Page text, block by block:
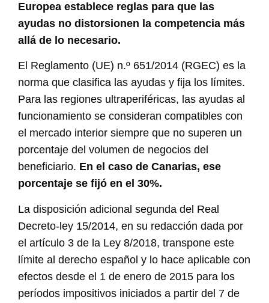
Europea establece reglas para que las
ayudas no distorsionen la competencia más
allá de lo necesario.
El Reglamento (UE) n.º 651/2014 (RGEC) es la
norma que clasifica las ayudas y fija los límites.
Para las regiones ultraperiféricas, las ayudas al
funcionamiento se consideran compatibles con
el mercado interior siempre que no superen un
porcentaje del volumen de negocios del
beneficiario. En el caso de Canarias, ese
porcentaje se fijó en el 30%.
La disposición adicional segunda del Real
Decreto-ley 15/2014, en su redacción dada por
el artículo 3 de la Ley 8/2018, transpone este
límite al derecho español y lo hace aplicable con
efectos desde el 1 de enero de 2015 para los
períodos impositivos iniciados a partir del 7 de